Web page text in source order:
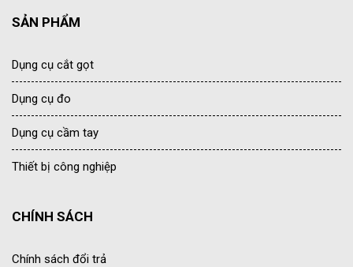
SẢN PHẨM
Dụng cụ cắt gọt
Dụng cụ đo
Dụng cụ cầm tay
Thiết bị công nghiệp
CHÍNH SÁCH
Chính sách đổi trả